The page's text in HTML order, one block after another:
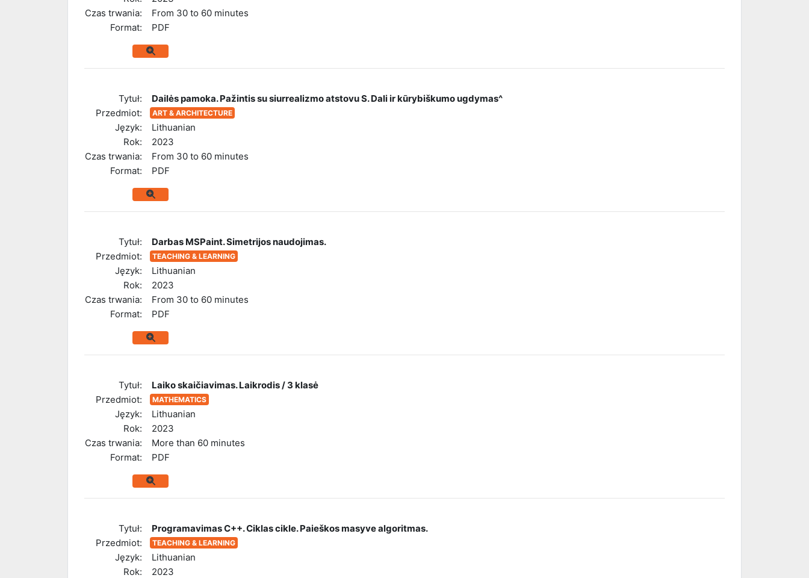
Czas trwania:
From 30 to 60 minutes
Format:
PDF
Tytuł:
Dailės pamoka. Pažintis su siurrealizmo atstovu S. Dali ir kūrybiškumo ugdymas^
Przedmiot:
ART & ARCHITECTURE
Język:
Lithuanian
Rok:
2023
Czas trwania:
From 30 to 60 minutes
Format:
PDF
Tytuł:
Darbas MSPaint. Simetrijos naudojimas.
Przedmiot:
TEACHING & LEARNING
Język:
Lithuanian
Rok:
2023
Czas trwania:
From 30 to 60 minutes
Format:
PDF
Tytuł:
Laiko skaičiavimas. Laikrodis / 3 klasė
Przedmiot:
MATHEMATICS
Język:
Lithuanian
Rok:
2023
Czas trwania:
More than 60 minutes
Format:
PDF
Tytuł:
Programavimas C++. Ciklas cikle. Paieškos masyve algoritmas.
Przedmiot:
TEACHING & LEARNING
Język:
Lithuanian
Rok:
2023